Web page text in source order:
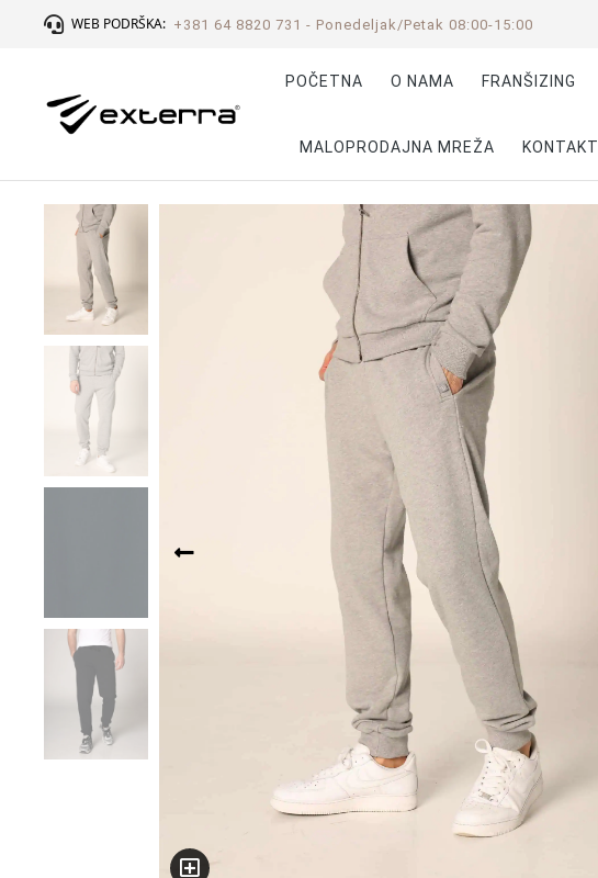
WEB PODRŠKA: +381 64 8820 731 - Ponedeljak/Petak 08:00-15:00
POČETNA O NAMA FRANŠIZING
MALOPRODAJNA MREŽA KONTAKT